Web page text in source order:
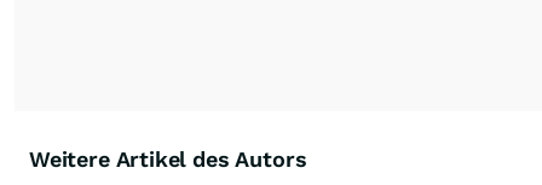
Weitere Artikel des Autors